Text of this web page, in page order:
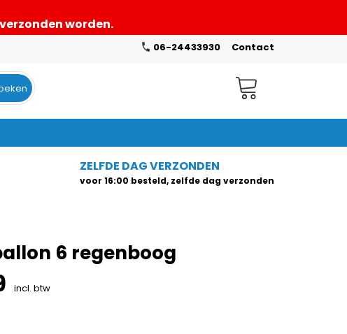
worden.
06-24433930 Contact
Winkelwagen
ZELFDE DAG VERZONDEN
voor 16:00 besteld, zelfde dag verzonden
6 regenboog
incl. btw